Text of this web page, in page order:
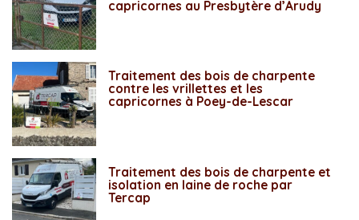
capricornes au Presbytère d’Arudy
Traitement des bois de charpente
contre les vrillettes et les
capricornes à Poey-de-Lescar
Traitement des bois de charpente et
isolation en laine de roche par
Tercap